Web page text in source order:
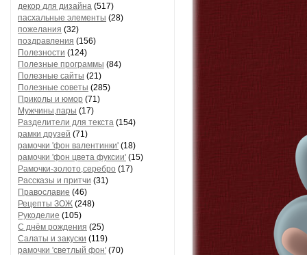
декор для дизайна (517)
пасхальные элементы (28)
пожелания (32)
поздравления (156)
Полезности (124)
Полезные программы (84)
Полезные сайты (21)
Полезные советы (285)
Приколы и юмор (71)
Мужчины,пары (17)
Разделители для текста (154)
рамки друзей (71)
рамочки 'фон валентинки' (18)
рамочки 'фон цвета фуксии' (15)
Рамочки-золото,серебро (17)
Рассказы и притчи (31)
Православие (46)
Рецепты ЗОЖ (248)
Рукоделие (105)
С днём рождения (25)
Салаты и закуски (119)
рамочки 'светлый фон' (70)